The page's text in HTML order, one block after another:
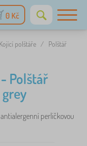
0 Kč
Kojící polštáře /
Polštář
- Polštář
grey
perličkovou